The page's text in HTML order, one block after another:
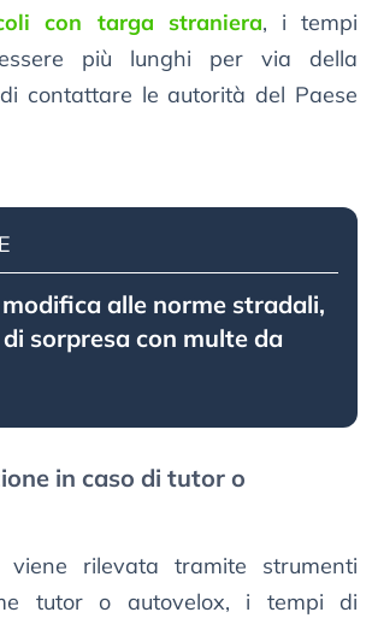
con targa straniera, i tempi
più lunghi per via della
contattare le autorità del Paese
alle norme stradali,
sorpresa con multe da
in caso di tutor o
viene rilevata tramite strumenti
tutor o autovelox, i tempi di